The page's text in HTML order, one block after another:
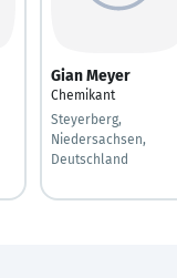
Gian Meyer
Chemikant
Steyerberg,
Niedersachsen,
Deutschland